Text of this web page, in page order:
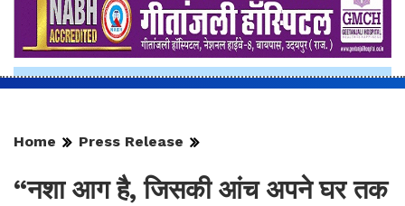
Home Press Release
“नशा आग है, जिसकी आंच अपने घर तक